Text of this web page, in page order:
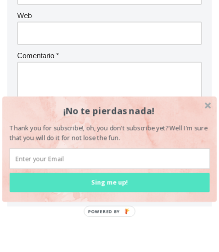
Web
Comentario *
¡No te pierdas nada!
Thank you for subscribe!, oh, you don't subscribe yet? Well I'm sure
that you will do it for not lose the fun.
Sing me up!
POWERED BY